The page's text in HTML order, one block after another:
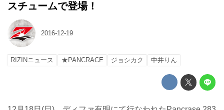
スチュームで登場！
2016-12-19
RIZINニュース ★PANCRACE ジョシカク 中井りん